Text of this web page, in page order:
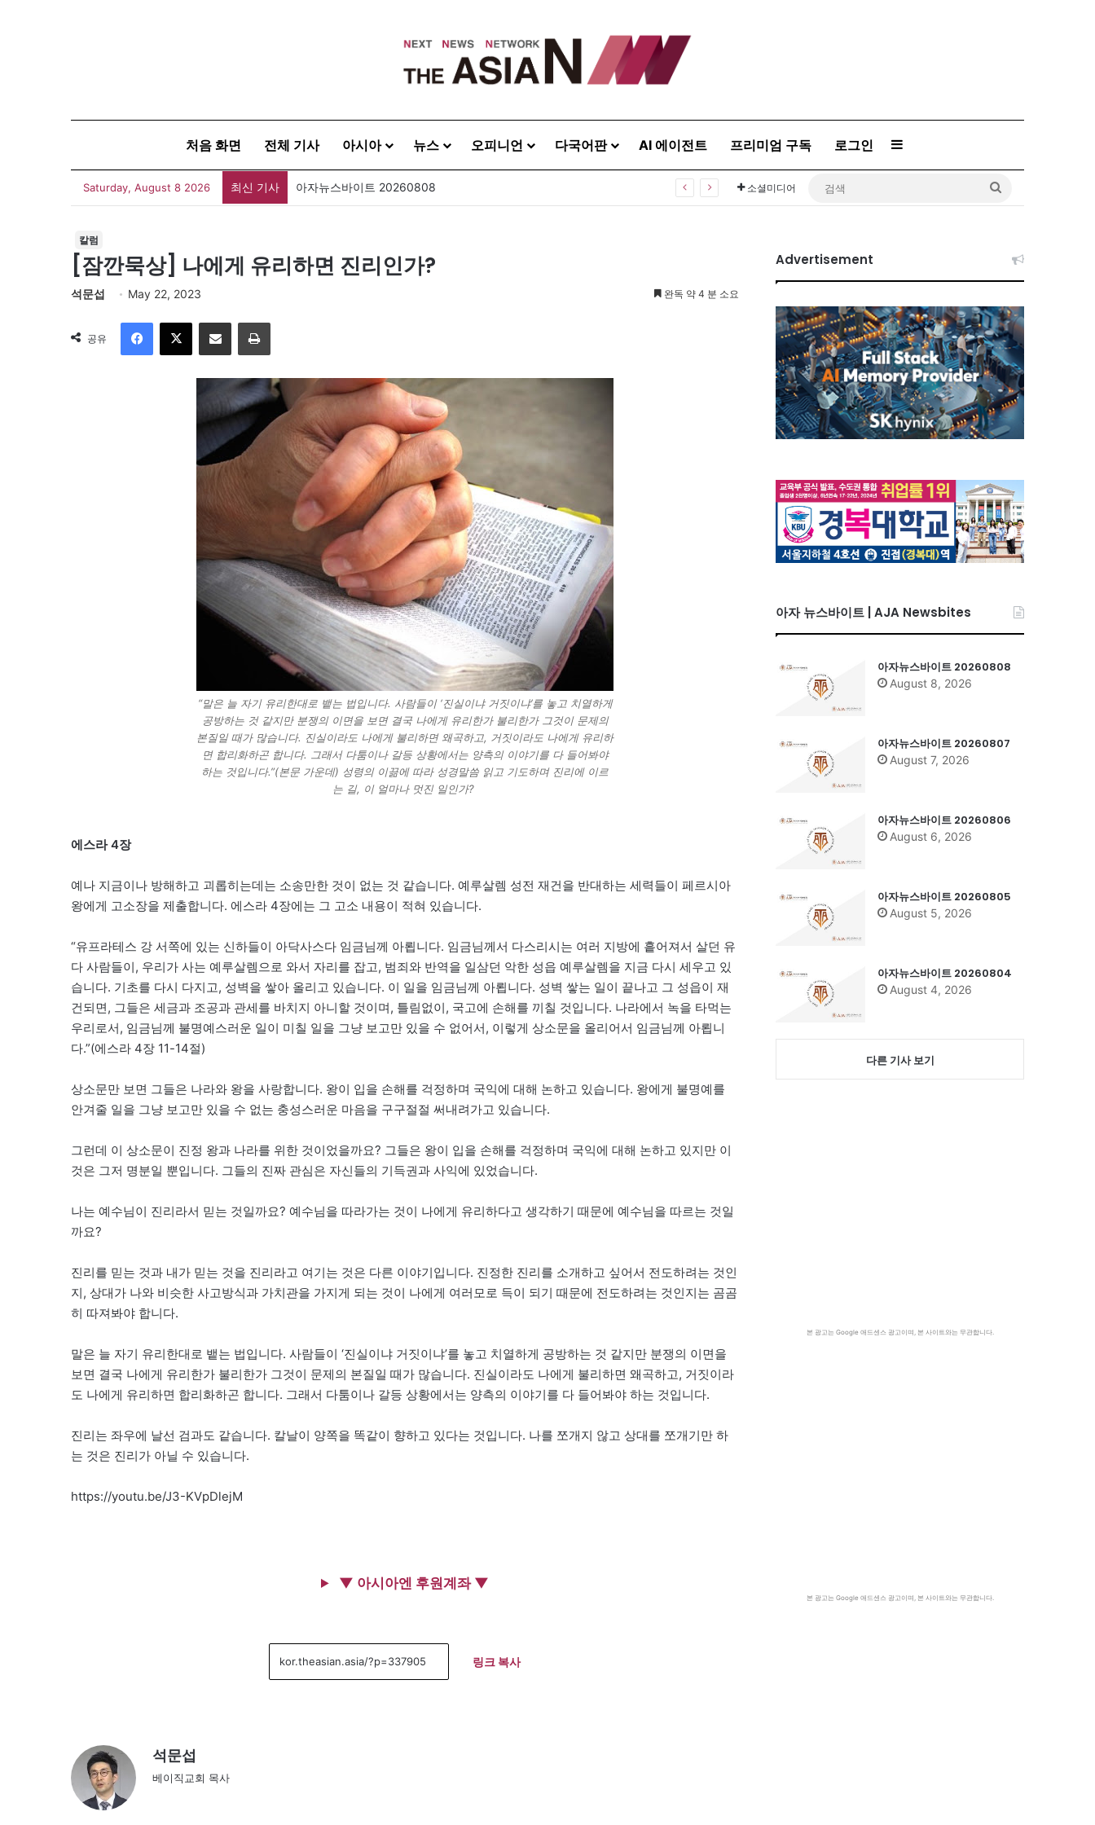
처음 화면 전체 기사 아시아 뉴스 오피니언 다국어판 AI 에이전트 프리미엄 구독 로그인 Sidebar
Saturday, August 8 2026 최신 기사 아자뉴스바이트 20260808 소셜미디어
칼럼
[잠깐묵상] 나에게 유리하면 진리인가?
석문섭 May 22, 2023 완독 약 4 분 소요
공유
이메일
“말은 늘 자기 유리한대로 뱉는 법입니다. 사람들이 ‘진실이냐 거짓이냐’를 놓고 치열하게
공방하는 것 같지만 분쟁의 이면을 보면 결국 나에게 유리한가 불리한가 그것이 문제의
본질일 때가 많습니다. 진실이라도 나에게 불리하면 왜곡하고, 거짓이라도 나에게 유리하
면 합리화하곤 합니다. 그래서 다툼이나 갈등 상황에서는 양측의 이야기를 다 들어봐야
하는 것입니다.”(본문 가운데) 성령의 이끎에 따라 성경말씀 읽고 기도하며 진리에 이르
는 길, 이 얼마나 멋진 일인가?
에스라 4장
예나 지금이나 방해하고 괴롭히는데는 소송만한 것이 없는 것 같습니다. 예루살렘 성전 재건을 반대하는 세력들이 페르시아
왕에게 고소장을 제출합니다. 에스라 4장에는 그 고소 내용이 적혀 있습니다.
“유프라테스 강 서쪽에 있는 신하들이 아닥사스다 임금님께 아룁니다. 임금님께서 다스리시는 여러 지방에 흩어져서 살던 유
다 사람들이, 우리가 사는 예루살렘으로 와서 자리를 잡고, 범죄와 반역을 일삼던 악한 성읍 예루살렘을 지금 다시 세우고 있
습니다. 기초를 다시 다지고, 성벽을 쌓아 올리고 있습니다. 이 일을 임금님께 아룁니다. 성벽 쌓는 일이 끝나고 그 성읍이 재
건되면, 그들은 세금과 조공과 관세를 바치지 아니할 것이며, 틀림없이, 국고에 손해를 끼칠 것입니다. 나라에서 녹을 타먹는
우리로서, 임금님께 불명예스러운 일이 미칠 일을 그냥 보고만 있을 수 없어서, 이렇게 상소문을 올리어서 임금님께 아룁니
다.”(에스라 4장 11-14절)
상소문만 보면 그들은 나라와 왕을 사랑합니다. 왕이 입을 손해를 걱정하며 국익에 대해 논하고 있습니다. 왕에게 불명예를
안겨줄 일을 그냥 보고만 있을 수 없는 충성스러운 마음을 구구절절 써내려가고 있습니다.
그런데 이 상소문이 진정 왕과 나라를 위한 것이었을까요? 그들은 왕이 입을 손해를 걱정하며 국익에 대해 논하고 있지만 이
것은 그저 명분일 뿐입니다. 그들의 진짜 관심은 자신들의 기득권과 사익에 있었습니다.
나는 예수님이 진리라서 믿는 것일까요? 예수님을 따라가는 것이 나에게 유리하다고 생각하기 때문에 예수님을 따르는 것일
까요?
진리를 믿는 것과 내가 믿는 것을 진리라고 여기는 것은 다른 이야기입니다. 진정한 진리를 소개하고 싶어서 전도하려는 것인
지, 상대가 나와 비슷한 사고방식과 가치관을 가지게 되는 것이 나에게 여러모로 득이 되기 때문에 전도하려는 것인지는 곰곰
히 따져봐야 합니다.
말은 늘 자기 유리한대로 뱉는 법입니다. 사람들이 ‘진실이냐 거짓이냐’를 놓고 치열하게 공방하는 것 같지만 분쟁의 이면을
보면 결국 나에게 유리한가 불리한가 그것이 문제의 본질일 때가 많습니다. 진실이라도 나에게 불리하면 왜곡하고, 거짓이라
도 나에게 유리하면 합리화하곤 합니다. 그래서 다툼이나 갈등 상황에서는 양측의 이야기를 다 들어봐야 하는 것입니다.
진리는 좌우에 날선 검과도 같습니다. 칼날이 양쪽을 똑같이 향하고 있다는 것입니다. 나를 쪼개지 않고 상대를 쪼개기만 하
는 것은 진리가 아닐 수 있습니다.
https://youtu.be/J3-KVpDlejM
▼ 아시아엔 후원계좌 ▼
링크 복사
석문섭
베이직교회 목사
Advertisement
아자 뉴스바이트 | AJA Newsbites
아자뉴스바이트 20260808
August 8, 2026
아자뉴스바이트 20260807
August 7, 2026
아자뉴스바이트 20260806
August 6, 2026
아자뉴스바이트 20260805
August 5, 2026
아자뉴스바이트 20260804
August 4, 2026
다른 기사 보기
본 광고는 Google 애드센스 광고이며, 본 사이트와는 무관합니다.
본 광고는 Google 애드센스 광고이며, 본 사이트와는 무관합니다.